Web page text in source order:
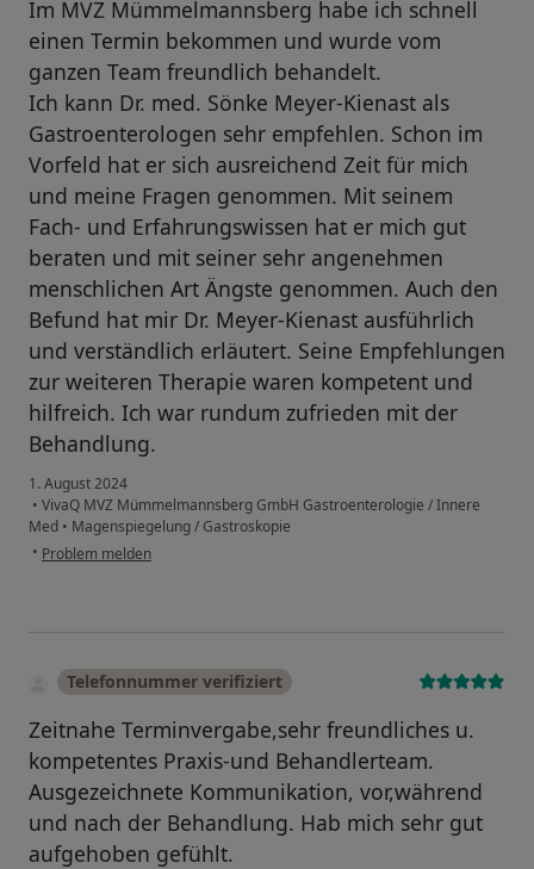
Im MVZ Mümmelmannsberg habe ich schnell
einen Termin bekommen und wurde vom
ganzen Team freundlich behandelt.
Ich kann Dr. med. Sönke Meyer-Kienast als
Gastroenterologen sehr empfehlen. Schon im
Vorfeld hat er sich ausreichend Zeit für mich
und meine Fragen genommen. Mit seinem
Fach- und Erfahrungswissen hat er mich gut
beraten und mit seiner sehr angenehmen
menschlichen Art Ängste genommen. Auch den
Befund hat mir Dr. Meyer-Kienast ausführlich
und verständlich erläutert. Seine Empfehlungen
zur weiteren Therapie waren kompetent und
hilfreich. Ich war rundum zufrieden mit der
Behandlung.
1. August 2024
• VivaQ MVZ Mümmelmannsberg GmbH Gastroenterologie / Innere
Med • Magenspiegelung / Gastroskopie
• Problem melden
Telefonnummer verifiziert
Zeitnahe Terminvergabe,sehr freundliches u.
kompetentes Praxis-und Behandlerteam.
Ausgezeichnete Kommunikation, vor,während
und nach der Behandlung. Hab mich sehr gut
aufgehoben gefühlt.